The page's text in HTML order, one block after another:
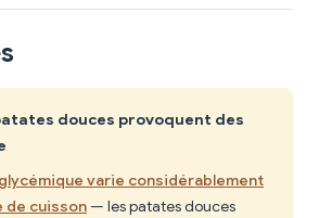
patates douces provoquent des
varie considérablement
de cuisson— les patates douces